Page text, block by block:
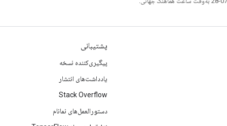
پشتیبانی
پیگیری‌کننده نسخه
یادداشت‌های انتشار
Stack Overflow
دستورالعمل‌های نمانام